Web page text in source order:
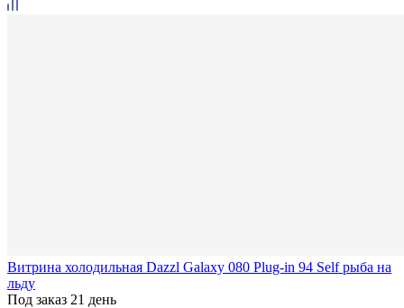
Витрина холодильная Dazzl Galaxy 080 Plug-in 94 Self рыба на
льду
Под заказ 21 день